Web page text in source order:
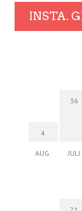
INSTA.
4
AUG.
36
JULI